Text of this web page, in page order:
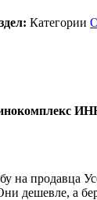
Категории
ИНН
на продавца
дешевле, а